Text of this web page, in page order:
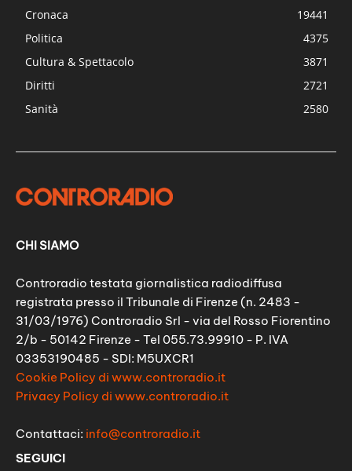
Cronaca
19441
Politica
4375
Cultura & Spettacolo
3871
Diritti
2721
Sanità
2580
CHI SIAMO
Controradio testata giornalistica radiodiffusa
registrata presso il Tribunale di Firenze (n. 2483 -
31/03/1976) Controradio Srl - via del Rosso Fiorentino
2/b - 50142 Firenze - Tel 055.73.99910 - P. IVA
03353190485 - SDI: M5UXCR1
Cookie Policy di www.controradio.it
Privacy Policy di www.controradio.it
Contattaci: info@controradio.it
SEGUICI